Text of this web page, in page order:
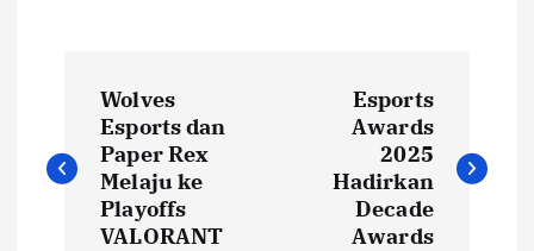
o
s
Wolves
Esports dan
Paper Rex
Melaju ke
Playoffs
VALORANT
Esports
Awards
2025
Hadirkan
Decade
Awards